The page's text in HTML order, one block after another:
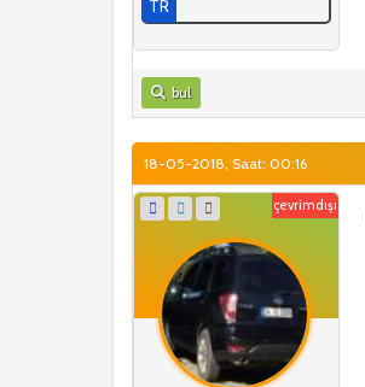
TR
bul
18-05-2018, Saat: 00:16
çevrimdışı